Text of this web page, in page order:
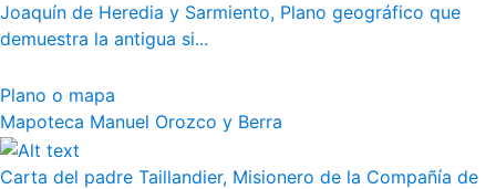
Joaquín de Heredia y Sarmiento, Plano geográfico que
demuestra la antigua si...
Plano o mapa
Mapoteca Manuel Orozco y Berra
Carta del padre Taillandier, Misionero de la Compañía de